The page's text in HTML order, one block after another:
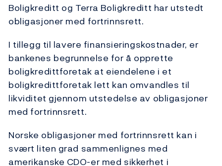
Boligkreditt og Terra Boligkreditt har utstedt
obligasjoner med fortrinnsrett.
I tillegg til lavere finansieringskostnader, er
bankenes begrunnelse for å opprette
boligkredittforetak at eiendelene i et
boligkredittforetak lett kan omvandles til
likviditet gjennom utstedelse av obligasjoner
med fortrinnsrett.
Norske obligasjoner med fortrinnsrett kan i
svært liten grad sammenlignes med
amerikanske CDO-er med sikkerhet i